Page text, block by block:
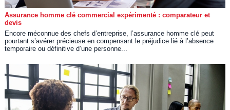
Assurance homme clé commercial expérimenté : comparateur et
devis
Encore méconnue des chefs d’entreprise, l’assurance homme clé peut
pourtant s’avérer précieuse en compensant le préjudice lié à l’absence
temporaire ou définitive d’une personne...